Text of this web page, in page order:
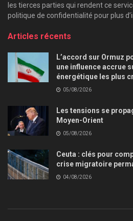
les tierces parties qui rendent ce
politique de confidentialité pour plus
Articles récents
L’accord sur Ormuz
une influence accrue
énergétique les plus
05/08/2026
Les tensions se
Moyen-Orient
05/08/2026
Ceuta : clés pour
crise migratoire
04/08/2026